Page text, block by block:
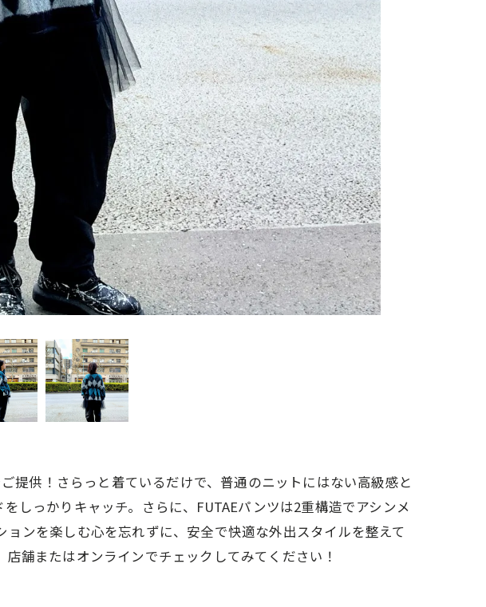
提供！さらっと着ているだけで、普通のニットにはない高級感と
しっかりキャッチ。さらに、FUTAEパンツは2重構造でアシンメ
ンを楽しむ心を忘れずに、安全で快適な外出スタイルを整えて
舗またはオンラインでチェックしてみてください！